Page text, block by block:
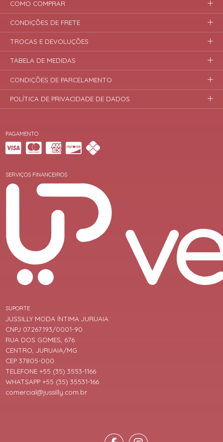
PAGAMENTO
SERVIÇOS FINANCEIROS
SUPORTE
JUSSILLY MODA ÍNTIMA JURUAIA
CNPJ 07.267.193/0001-90
RUA DOS GOMES, 676
CENTRO, JURUAIA/MG
CEP 37805-000
TELEFONE +55 (35) 3553-1166
WHATSAPP +55 (35) 35531-166
comercial@jussilly.com.br
COMO COMPRAR
CONDIÇÕES DE FRETE
TROCAS E DEVOLUÇÕES
TABELA DE MEDIDAS
CONDIÇÕES DE PARCELAMENTO
POLÍTICA DE PRIVACIDADE DE DADOS